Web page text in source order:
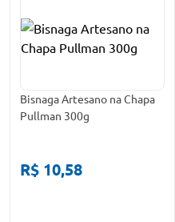
Bisnaga Artesano na Chapa
Pullman 300g
R$ 10,58